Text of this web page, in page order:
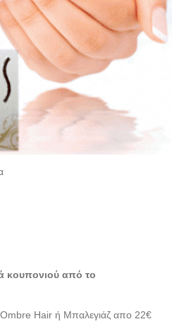
κουπονιού από τo
Hair ή Μπαλεγιάζ απο 22€